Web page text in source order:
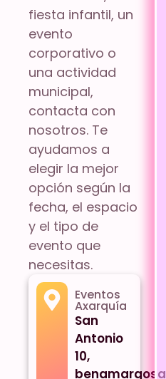
fiesta infantil, un
evento
corporativo o
una actividad
municipal,
contacta con
nosotros. Te
ayudamos a
elegir la mejor
opción según la
fecha, el espacio
y el tipo de
evento que
necesitas.
Eventos
Axarquía
San
Antonio
10,
benamargosa